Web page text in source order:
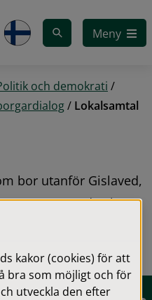
Meny
och demokrati /
/ Lokalsamtal
bor utanför Gislaved,
vara med och
där du bor.
kakor (cookies) för att
bra som möjligt och för
utveckla den efter